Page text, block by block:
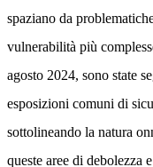
spaziano da
vulnerabilità più
agosto 2024, sono state
esposizioni comuni di
sottolineando la natura
queste aree di debolezza